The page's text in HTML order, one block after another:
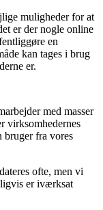
muligheder for at
er der nogle online
en
kan tages i brug
er.
med masser
virksomhedernes
bruger fra vores
ofte, men vi
er iværksat